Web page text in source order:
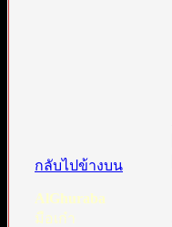
กลับไปข้างบน
AlGhuraba
มือเก๋า